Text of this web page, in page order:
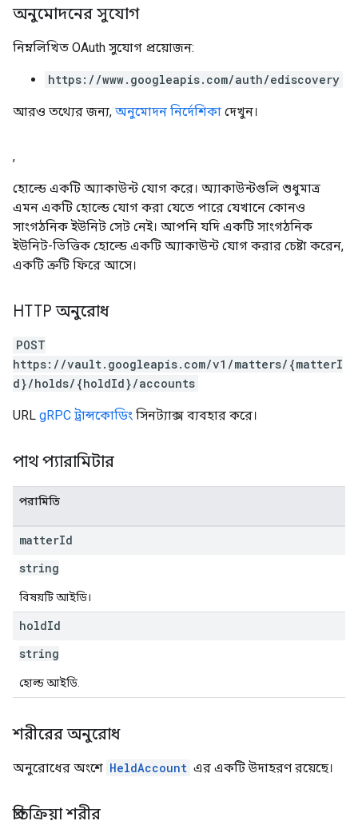
অনুমোদনের সুযোগ
নিম্নলিখিত OAuth সুযোগ প্রয়োজন:
https://www.googleapis.com/auth/ediscovery
আরও তথ্যের জন্য, অনুমোদন নির্দেশিকা দেখুন।
,
হোল্ডে একটি অ্যাকাউন্ট যোগ করে। অ্যাকাউন্টগুলি শুধুমাত্র
এমন একটি হোল্ডে যোগ করা যেতে পারে যেখানে কোনও
সাংগঠনিক ইউনিট সেট নেই। আপনি যদি একটি সাংগঠনিক
ইউনিট-ভিত্তিক হোল্ডে একটি অ্যাকাউন্ট যোগ করার চেষ্টা করেন,
একটি ত্রুটি ফিরে আসে।
HTTP অনুরোধ
POST
https://vault.googleapis.com/v1/matters/{matterI
d}/holds/{holdId}/accounts
URL gRPC ট্রান্সকোডিং সিনট্যাক্স ব্যবহার করে।
পাথ প্যারামিটার
পরামিতি
matterId
string
বিষয়টি আইডি।
holdId
string
হোল্ড আইডি.
শরীরের অনুরোধ
অনুরোধের অংশে HeldAccount এর একটি উদাহরণ রয়েছে।
প্রতিক্রিয়া শরীর